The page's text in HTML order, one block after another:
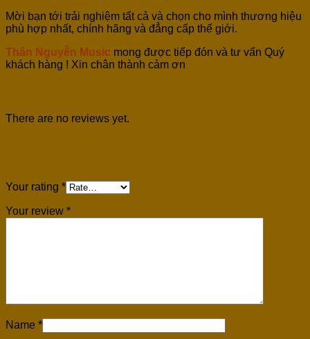
Mời bạn tới trải nghiệm tất cả và chọn cho mình thương hiệu
phù hợp nhất, chính hãng và đẳng cấp thế giới.
Thân Nguyễn Music mong được tiếp đón và tư vấn Quý
khách hàng ! Xin chân thành cảm ơn
There are no reviews yet.
Your rating *
Your review *
Name *